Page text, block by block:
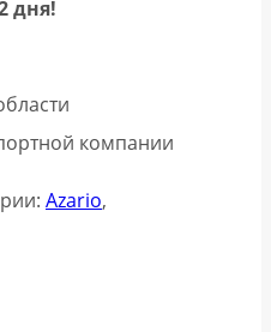
дня!
компании
Azario,